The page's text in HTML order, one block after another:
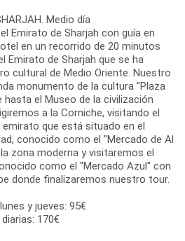
Medio día
Emirato de Sharjah con guía en
en un recorrido de 20 minutos
Emirato de Sharjah que se ha
cultural de Medio Oriente. Nuestro
monumento de la cultura "Plaza
hasta el Museo de la civilización
a la Corniche, visitando el
que está situado en el
conocido como el "Mercado de Al
zona moderna y visitaremos el
como el "Mercado Azul" con
donde finalizaremos nuestro tour.
y jueves: 95€
170€